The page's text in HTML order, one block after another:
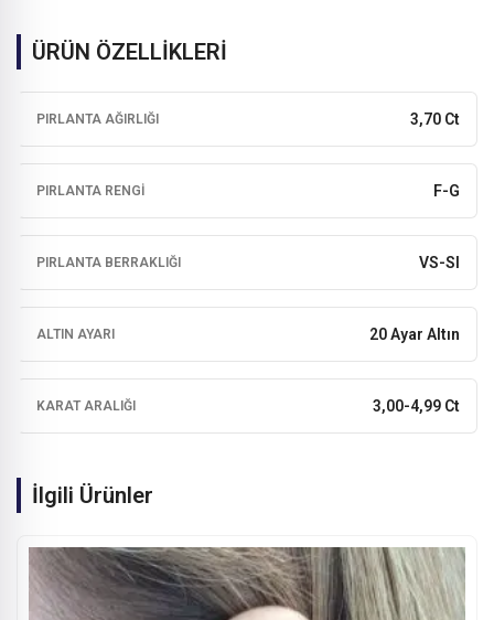
ÜRÜN ÖZELLİKLERİ
PIRLANTA AĞIRLIĞI 3,70 Ct
PIRLANTA RENGI F-G
PIRLANTA BERRAKLIĞI VS-SI
ALTIN AYARI 20 Ayar Altın
KARAT ARALIĞI 3,00-4,99 Ct
İlgili Ürünler